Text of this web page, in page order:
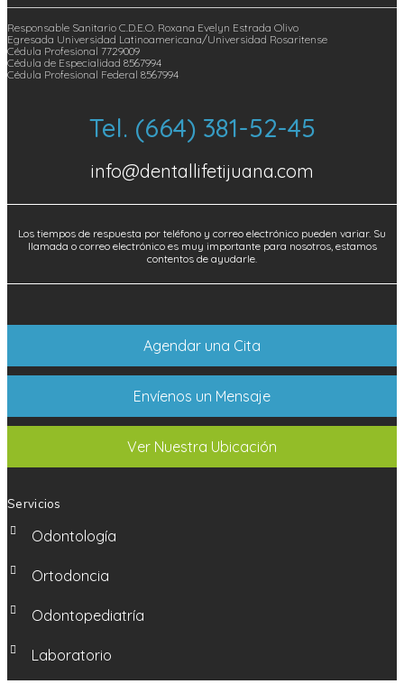
Responsable Sanitario C.D.E.O. Roxana Evelyn Estrada Olivo
Egresada Universidad Latinoamericana/Universidad Rosaritense
Cédula Profesional 7729009
Cédula de Especialidad 8567994
Cédula Profesional Federal 8567994
Tel. (664) 381-52-45
info@dentallifetijuana.com
Los tiempos de respuesta por teléfono y correo electrónico pueden variar. Su
llamada o correo electrónico es muy importante para nosotros, estamos
contentos de ayudarle.
Agendar una Cita
Envíenos un Mensaje
Ver Nuestra Ubicación
Servicios
Odontología
Ortodoncia
Odontopediatría
Laboratorio